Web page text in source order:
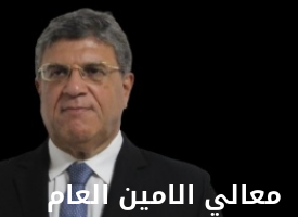
معالي الامين العام